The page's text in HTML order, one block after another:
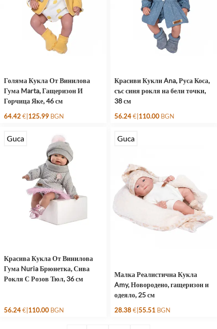
Голяма Кукла От Винилова
Гума Marta, Гащеризон И
Горчица Яке, 46 см
64.42€|125.99 BGN
Красиви Кукли Ana, Руса Коса,
със синя рокля на бели точки,
38 см
56.24€|110.00 BGN
Guca
Красива Кукла От Винилова
Гума Nuria Брюнетка, Сива
Рокля С Розов Тюл, 36 см
56.24€|110.00 BGN
Guca
Малка Реалистична Кукла
Amy, Новородено, гащеризон и
одеяло, 25 см
28.38€|55.51 BGN